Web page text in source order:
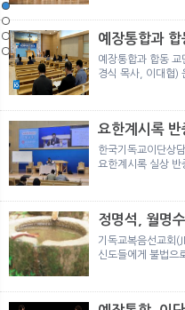
노르웨이 재판이 남긴 흔
정통의 가면을 쓴 박옥수
일본 통일교, 해산명령
여호와의 증인 2세와 학
「현대종교」, 주님의교회
노르웨이 재판이 남긴 흔
정통의 가면을 쓴 박옥수
예장통합과
회 탈퇴
예장통합과 합동
경식 목사, 이대협)
요한계시록 반
한국기독교이단상
요한계시록 실상 반
정명석, 월명
기독교복음선교회
신도들에게 불법으